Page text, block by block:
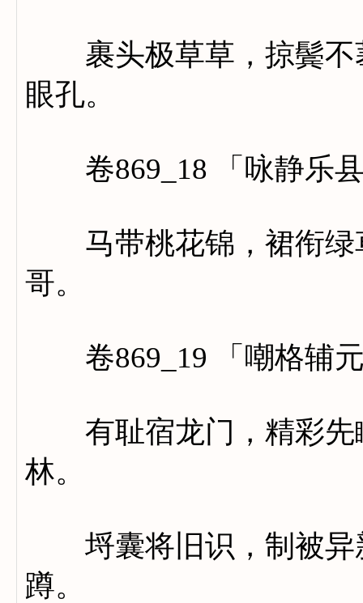
裹头极草草，掠鬓不
眼孔。
卷869_18 「咏静乐县
马带桃花锦，裙衔绿
哥。
卷869_19 「嘲格辅
有耻宿龙门，精彩先
林。
埒囊将旧识，制被异
蹲。